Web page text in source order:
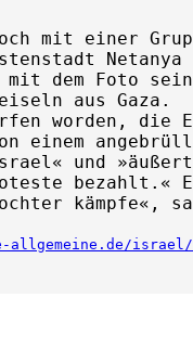
mit einer
dem Foto
aus Gaza.
worden, die
einem
und
bezahlt.«
kämpfe«,
allgemeine.de/